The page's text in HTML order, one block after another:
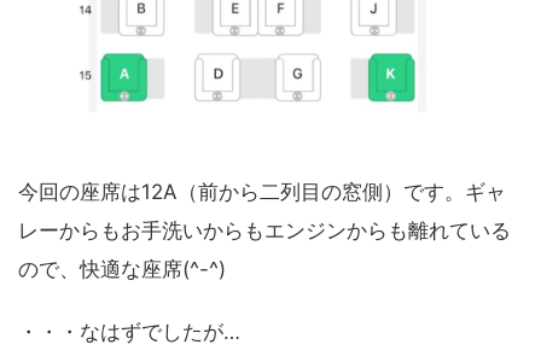
今回の座席は12A（前から二列目の窓側）です。ギャ
レーからもお手洗いからもエンジンからも離れている
ので、快適な座席(^-^)
・・・なはずでしたが…